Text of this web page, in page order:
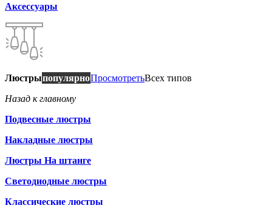
Аксессуары
ЛюстрыпопулярноПросмотретьВсех типов
Назад к главному
Подвесные люстры
Накладные люстры
Люстры На штанге
Светодиодные люстры
Классические люстры